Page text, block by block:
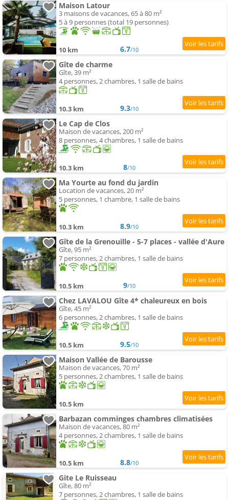
Maison Latour
3 maisons de vacances, 65 à 80 m²
5 à 9 personnes (total 19 personnes)
10 km 6.7/10
Gîte de charme
Gîte, 39 m²
4 personnes, 2 chambres, 1 salle de bains
10.3 km 9.3/10
Le Cap de Clos
Maison de vacances, 200 m²
8 personnes, 4 chambres, 1 salle de bains
10.3 km 8/10
Ma Yourte au fond du jardin
Location de vacances, 20 m²
5 personnes, 1 chambre, 1 salle de bains
10.3 km 8.9/10
Gîte de la Grenouille - 5-7 places - vallée d'Aure
Gîte, 95 m²
7 personnes, 2 chambres, 1 salle de bains
10.5 km 9/10
Chez LAVALOU Gîte 4* chaleureux en bois
Gîte, 45 m²
6 personnes, 2 chambres, 1 salle de bains
10.5 km 9.5/10
Maison Vallée de Barousse
Maison de vacances, 70 m²
5 personnes, 2 chambres, 1 salle de bains
10.5 km
Barbazan comminges chambres climatisées
Maison de vacances, 80 m²
4 personnes, 2 chambres, 1 salle de bains
10.5 km 8.8/10
Gite Le Ruisseau
Gîte, 80 m²
7 personnes, 2 chambres, 1 salle de bains